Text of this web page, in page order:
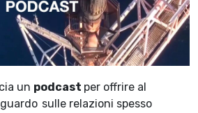
un podcast per offrire al
sulle relazioni spesso